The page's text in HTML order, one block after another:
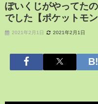
ぽいくじがやってた
でした【ポケットモン
2021年2月1日 2021年2月1日